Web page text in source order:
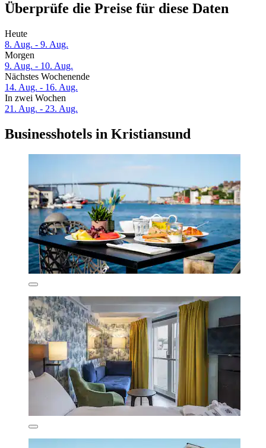
Überprüfe die Preise für diese Daten
Heute
8. Aug. - 9. Aug.
Morgen
9. Aug. - 10. Aug.
Nächstes Wochenende
14. Aug. - 16. Aug.
In zwei Wochen
21. Aug. - 23. Aug.
Businesshotels in Kristiansund